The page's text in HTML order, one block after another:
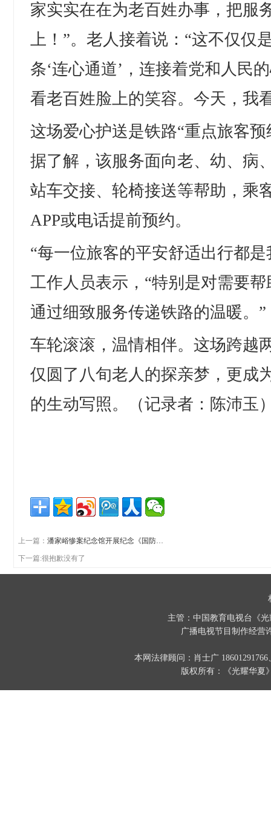
家实实在在为老百姓办事，把服
上！”。老人接着说：“这不仅仅
条‘连心通道’，连接着党和人民
看老百姓脸上的笑容。今天，我
这场爱心护送是铁路“重点旅客
据了解，该服务面向老、幼、病
站车交接、轮椅接送等帮助，乘
APP或电话提前预约。
“每一位旅客的平安舒适出行都
工作人员表示，“特别是对需要
通过细致服务传递铁路的温暖。”
车轮滚滚，温情相伴。这场跨越
仅圆了八旬老人的探亲梦，更成
的生动写照。（记录者：陈沛玉
上一篇：潘家峪惨案纪念馆开展纪念《国防…
下一篇:很抱歉没有了
主管：中国教育电视台《
广播电视节目制作经营
本网法律顾问：肖士广
版权所有：《光耀华夏